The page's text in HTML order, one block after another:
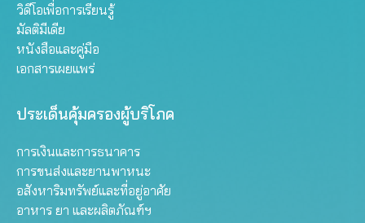
วิดีโอเพื่อการเรียนรู้
มัลติมีเดีย
หนังสือและคู่มือ
เอกสารเผยแพร่
ประเด็นคุ้มครองผู้บริโภค
การเงินและการธนาคาร
การขนส่งและยานพาหนะ
อสังหาริมทรัพย์และที่อยู่อาศัย
อาหาร ยา และผลิตภัณฑ์ฯ